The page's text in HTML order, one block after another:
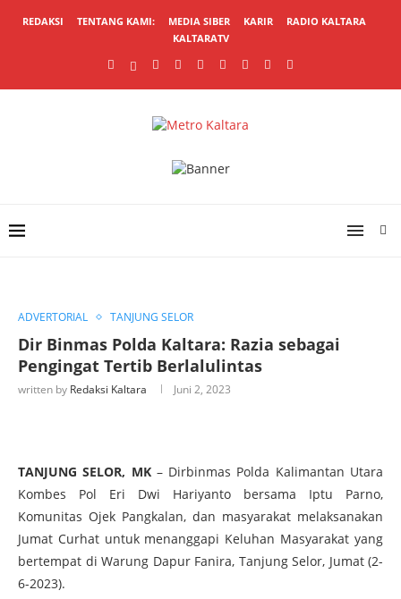
REDAKSI TENTANG KAMI: MEDIA SIBER KARIR
RADIO KALTARA
KALTARATV
ADVERTORIAL TANJUNG SELOR
Dir Binmas Polda Kaltara: Razia sebagai
Pengingat Tertib Berlalulintas
written by Redaksi Kaltara Juni 2, 2023
TANJUNG SELOR, MK– Dirbinmas Polda Kalimantan Utara
Kombes Pol Eri Dwi Hariyanto bersama Iptu Parno,
Komunitas Ojek Pangkalan, dan masyarakat melaksanakan
Jumat Curhat untuk menanggapi Keluhan Masyarakat yang
bertempat di Warung Dapur Fanira, Tanjung Selor, Jumat (2-
6-2023).